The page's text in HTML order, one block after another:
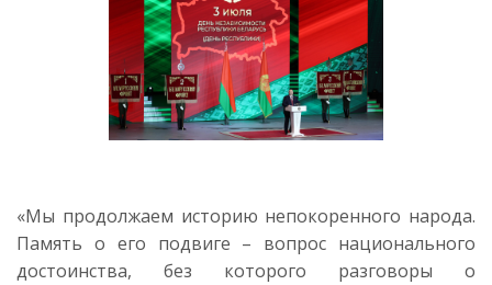
«Мы продолжаем историю непокоренного народа.
Память о его подвиге – вопрос национального
достоинства, без которого разговоры о